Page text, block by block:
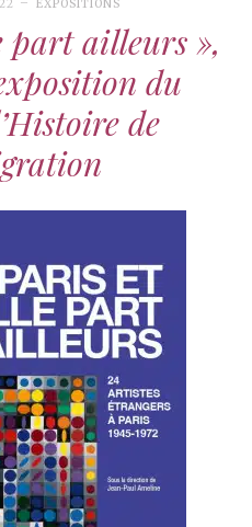
EXPOSITIONS
part ailleurs »,
du
de